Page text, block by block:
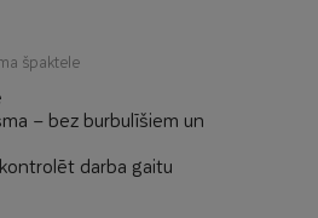
špaktele
– bez burbulīšiem un
darba gaitu
slīpēšana